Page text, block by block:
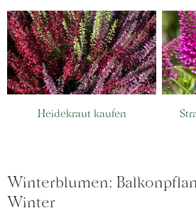
Heidekraut kaufen
Winterblumen:
Winter